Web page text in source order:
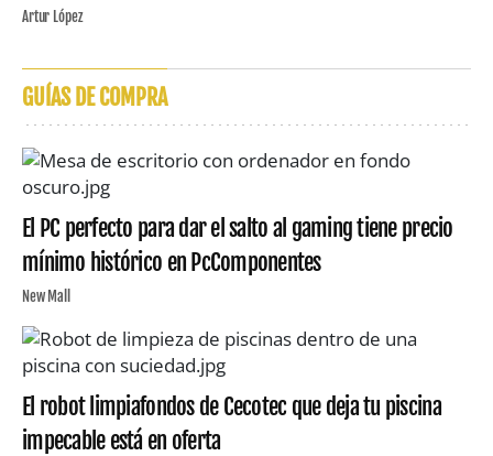
Artur López
GUÍAS DE COMPRA
El PC perfecto para dar el salto al gaming tiene precio
mínimo histórico en PcComponentes
New Mall
El robot limpiafondos de Cecotec que deja tu piscina
impecable está en oferta